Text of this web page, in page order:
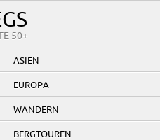
50+
ASIEN
EUROPA
WANDERN
BERGTOUREN